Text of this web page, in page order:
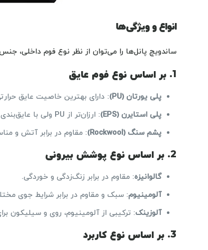
انواع و ویژگی‌ها
ساندویچ پانل‌ها را می‌توان از نظر نوع فوم داخلی،
1. بر اساس نوع فوم عایق
پلی یورتان (PU)
: دارای بهترین خاصیت عایق
پلی استایرن (EPS)
: ارزان‌تر از PU ولی با عایق‌بندی ضعیف‌تر.
پشم سنگ (Rockwool)
: مقاوم در برابر آتش و
2. بر اساس نوع پوشش بیرونی
گالوانیزه: مقاوم در برابر زنگ‌زدگی و خوردگی.
آلومینیوم: سبک و مقاوم در برابر شرایط جوی
آلوزینک: ترکیبی از آلومینیوم، روی و سیلیکون
3. بر اساس نوع کاربرد